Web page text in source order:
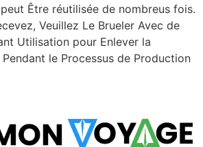
Être réutilisée de nombreus fois.
Veuillez Le Brueler Avec de
Utilisation pour Enlever la
Pendant le Processus de Production